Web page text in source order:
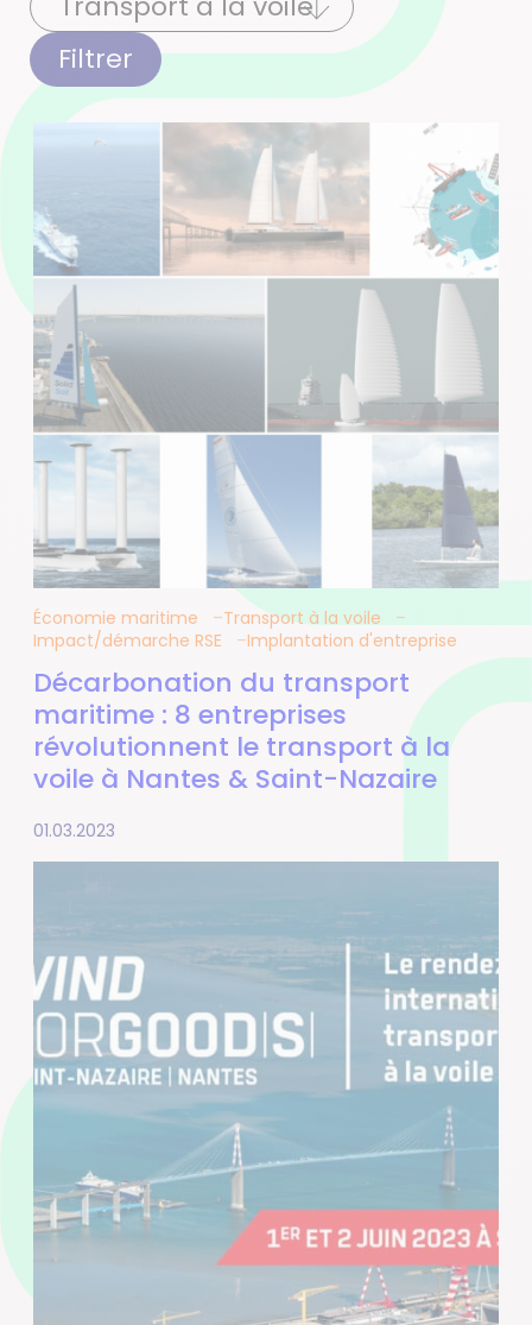
Filtrer
Économie maritime
Transport à la voile
Impact/démarche RSE
Implantation d'entreprise
Décarbonation du transport
maritime : 8 entreprises
révolutionnent le transport à la
voile à Nantes & Saint-Nazaire
01.03.2023